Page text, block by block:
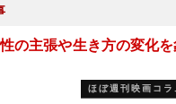
性の主張や生き方の変化
ほぼ週刊映画コラ